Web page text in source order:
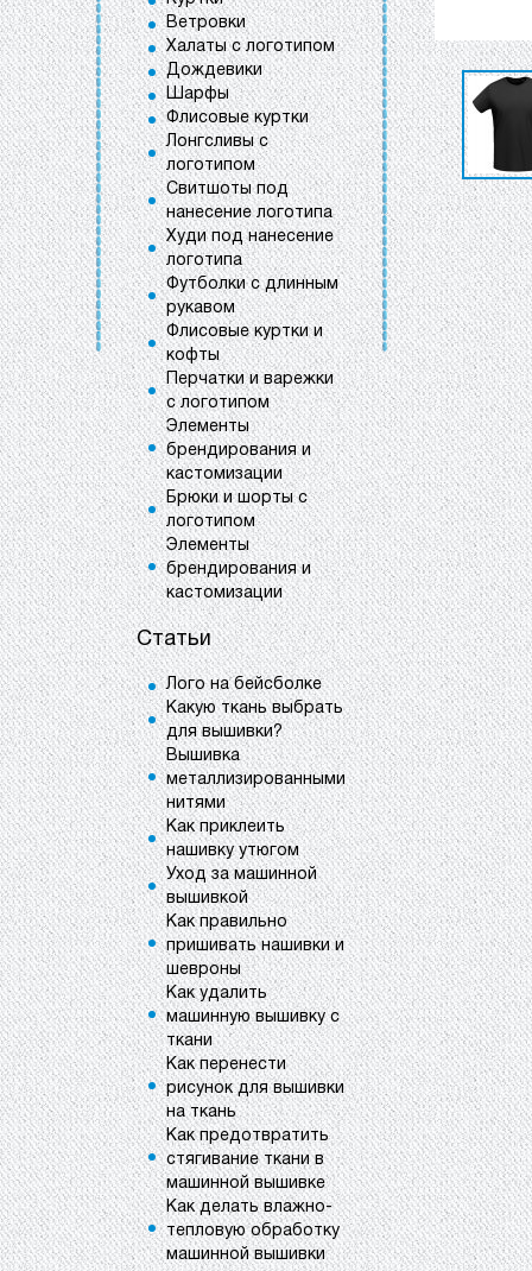
Ветровки
Халаты с логотипом
Дождевики
Шарфы
Флисовые куртки
Лонгсливы с
логотипом
Свитшоты под
нанесение логотипа
Худи под нанесение
логотипа
Футболки с длинным
рукавом
Флисовые куртки и
кофты
Перчатки и варежки
с логотипом
Элементы
брендирования и
кастомизации
Брюки и шорты с
логотипом
Элементы
брендирования и
кастомизации
Статьи
Лого на бейсболке
Какую ткань выбрать
для вышивки?
Вышивка
металлизированными
нитями
Как приклеить
нашивку утюгом
Уход за машинной
вышивкой
Как правильно
пришивать нашивки и
шевроны
Как удалить
машинную вышивку с
ткани
Как перенести
рисунок для вышивки
на ткань
Как предотвратить
стягивание ткани в
машинной вышивке
Как делать влажно-
тепловую обработку
машинной вышивки